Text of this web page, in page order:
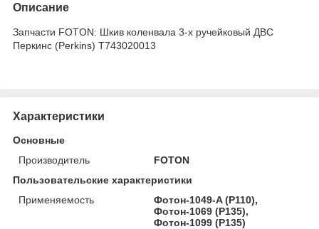
Описание
Запчасти FOTON: Шкив коленвала 3-х ручейковый ДВС
Перкинс (Perkins) T743020013
Характеристики
Основные
Производитель
FOTON
Пользовательские характеристики
Применяемость
Фотон-1049-A (P110),
Фотон-1069 (P135),
Фотон-1099 (P135)